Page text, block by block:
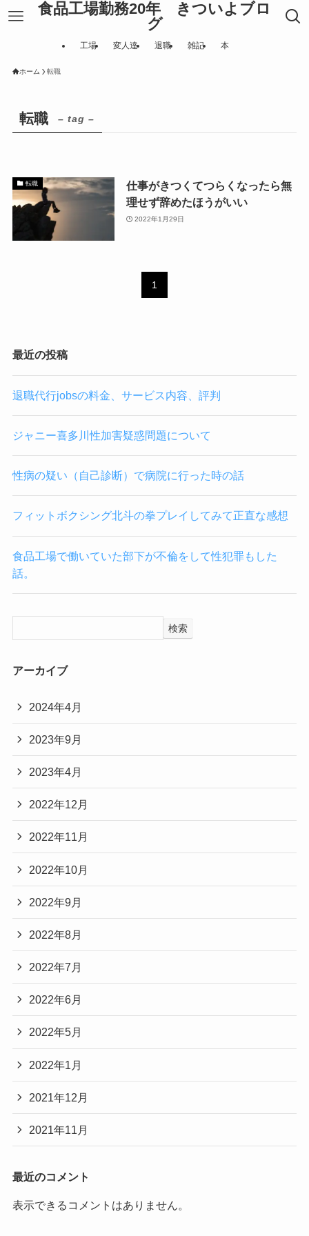
食品工場勤務20年 きついよブロ
グ
工場 変人達 退職 雑記 本
ホーム 転職
転職 – tag –
転職
仕事がきつくてつらくなったら無
理せず辞めたほうがいい
2022年1月29日
1
最近の投稿
退職代行jobsの料金、サービス内容、評判
ジャニー喜多川性加害疑惑問題について
性病の疑い（自己診断）で病院に行った時の話
フィットボクシング北斗の拳プレイしてみて正直な感想
食品工場で働いていた部下が不倫をして性犯罪もした
話。
検索
アーカイブ
2024年4月
2023年9月
2023年4月
2022年12月
2022年11月
2022年10月
2022年9月
2022年8月
2022年7月
2022年6月
2022年5月
2022年1月
2021年12月
2021年11月
最近のコメント
表示できるコメントはありません。